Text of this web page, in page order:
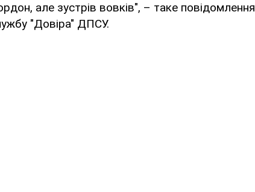
але зустрів вовків", – таке повідомлення
"Довіра" ДПСУ.